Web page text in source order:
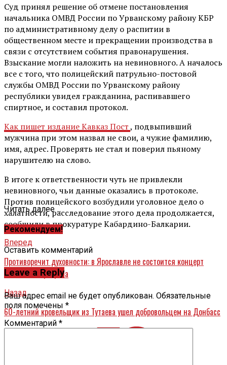
Суд принял решение об отмене постановления
начальника ОМВД России по Урванскому району КБР
по административному делу о распитии в
общественном месте и прекращении производства в
связи с отсутствием события правонарушения.
Взыскание могли наложить на невиновного. А началось
все с того, что полицейский патрульно-постовой
службы ОМВД России по Урванскому району
республики увидел гражданина, распивавшего
спиртное, и составил протокол.
Как пишет издание Кавказ Пост, подвыпивший
мужчина при этом назвал не свои, а чужие фамилию,
имя, адрес. Проверять не стал и поверил пьяному
нарушителю на слово.
В итоге к ответственности чуть не привлекли
невиновного, чьи данные оказались в протоколе.
Против полицейского возбудили уголовное дело о
халатности, расследование этого дела продолжается,
сообщили в прокуратуре Кабардино-Балкарии.
Вперед
Противоречит духовности: в Ярославле не состоится концерт
Филиппа Киркорова
Назад
60-летний кровельщик из Тутаева ушел добровольцем на Донбасс
Читать далее ...
Рекомендуем!
Оставить комментарий
Leave a Reply
Ваш адрес email не будет опубликован. Обязательные
поля помечены *
Комментарий *